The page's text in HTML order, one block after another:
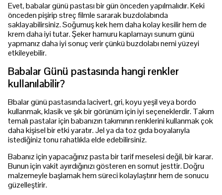
Evet, babalar günü pastası bir gün önceden yapılmalıdır. Keki
önceden pişirip streç filmle sararak buzdolabında
saklayabilirsiniz. Soğumuş kek hem daha kolay kesilir hem de
krem daha iyi tutar. Şeker hamuru kaplamayı sunum günü
yapmanız daha iyi sonuç verir çünkü buzdolabı nemi yüzeyi
etkileyebilir.
Babalar Günü pastasında hangi renkler
kullanılabilir?
Bbalar günü pastasında lacivert, gri, koyu yeşil veya bordo
kullanmak, klasik ve şık bir görünüm için iyi seçeneklerdir. Takım
temalı pastalar için babanızın takımının renklerini kullanmak çok
daha kişisel bir etki yaratır. Jel ya da toz gıda boyalarıyla
istediğiniz tonu rahatlıkla elde edebilirsiniz.
Babanız için yapacağınız pasta bir tarif meselesi değil, bir karar.
Bunun için vakit ayırdığınızı gösteren en somut jesttir. Doğru
malzemeyle başlamak hem süreci kolaylaştırır hem de sonucu
güzelleştirir.